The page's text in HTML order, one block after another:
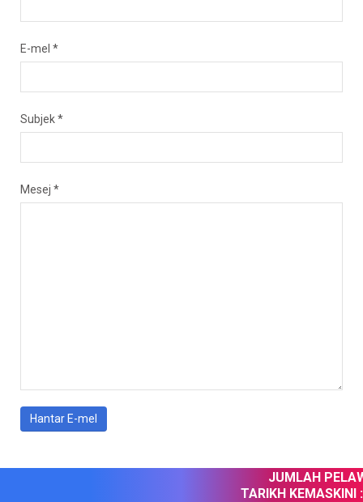
E-mel *
Subjek*
Mesej *
Hantar E-mel
JUMLAH
TARIKH KEMASKINI :